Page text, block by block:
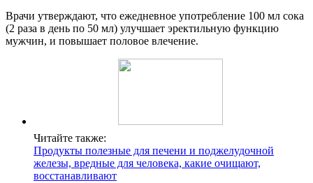
Врачи утверждают, что ежедневное употребление 100 мл сока
(2 раза в день по 50 мл) улучшает эректильную функцию
мужчин, и повышает половое влечение.
Читайте также:
Продукты полезные для печени и поджелудочной
железы, вредные для человека, какие очищают,
восстанавливают